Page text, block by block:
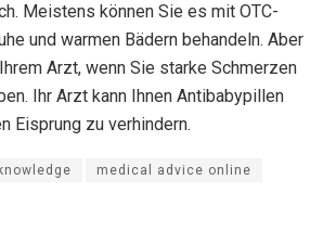
Meistens können Sie es mit OTC-
und warmen Bädern behandeln. Aber
Arzt, wenn Sie starke Schmerzen
Ihr Arzt kann Ihnen Antibabypillen
Eisprung zu verhindern.
medical advice online